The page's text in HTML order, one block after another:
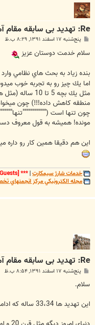
Re: تهدید بی سابقه مقام آمریکایی علیه ایران
پ
ت
پنج‌شنبه ۱۷ اسفند ۱۳۹۱, ۸:۲۹ ب.ظ
سلام خدمت دوستان عزيز
بنده زياد به بحث هاي نظامي
اما يك چيز رو به تجربه خوب
مثل يك بچه 5 تا
منطقه كاهش داده!!!) چون
چون تنها است
مونده! هميشه به قول معروف
اين هم دقيقا همين كار رو داره
خدمات شارژ سيمکارت|
***
[External Link Removed for Guests]
مجله الکترونيکي مرکز انجمنهاي
Re: تهدید بی سابقه مقام آمریکایی علیه ایران
پ
ت
پنج‌شنبه ۱۷ اسفند ۱۳۹۱, ۸:۵۴ ب.ظ
سلام.
این تهدید ها 33،34 ساله که ادامه داره و ما همچنان منتظر یک حمله نظامی !